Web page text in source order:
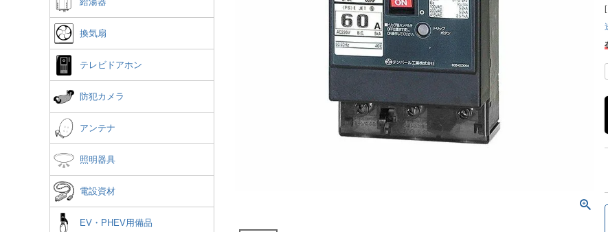
換気扇
テレビドアホン
防犯カメラ
アンテナ
照明器具
電設資材
EV・PHEV用備品